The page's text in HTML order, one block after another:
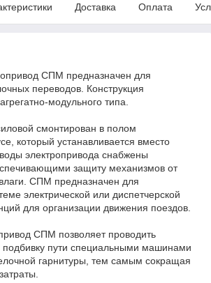
Доставка Оплата
СПМ предназначен для
переводов. Конструкция
типа.
смонтирован в полом
который устанавливается вместо
электропривода снабжены
защиту механизмов от
СПМ предназначен для
электрической или диспетчерской
для организации движения поездов.
СПМ позволяет проводить
пути специальными машинами
гарнитуры, тем самым сокращая